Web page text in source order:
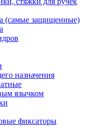
(самые защищенные)
назначения
язычком
фиксаторы